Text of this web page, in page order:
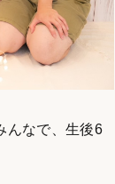
んなで、生後6